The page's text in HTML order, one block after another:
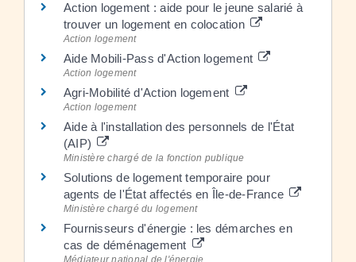
Action logement : aide pour le jeune salarié à
trouver un logement en colocation
Action logement
Aide Mobili-Pass d'Action logement
Action logement
Agri-Mobilité d'Action logement
Action logement
Aide à l'installation des personnels de l'État
(AIP)
Ministère chargé de la fonction publique
Solutions de logement temporaire pour
agents de l'État affectés en Île-de-France
Ministère chargé du logement
Fournisseurs d'énergie : les démarches en
cas de déménagement
Médiateur national de l'énergie